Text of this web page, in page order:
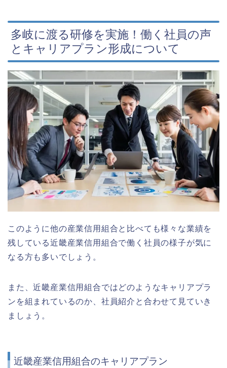
多岐に渡る研修を実施！働く社員の声
とキャリアプラン形成について
このように他の産業信用組合と比べても様々な業績を
残している近畿産業信用組合で働く社員の様子が気に
なる方も多いでしょう。
また、近畿産業信用組合ではどのようなキャリアプラ
ンを組まれているのか、社員紹介と合わせて見ていき
ましょう。
近畿産業信用組合のキャリアプラン